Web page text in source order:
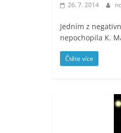
26. 7. 2014
Jedním z
nepochopila K.
Čtěte více